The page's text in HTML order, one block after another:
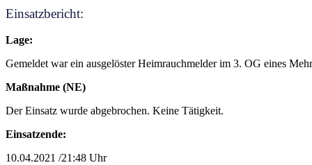
Einsatzbericht:
Lage:
Gemeldet war ein ausgelöster Heimrauchmelder im 3. OG eines
Maßnahme (NE)
Der Einsatz wurde abgebrochen. Keine Tätigkeit.
Einsatzende:
10.04.2021 /21:48 Uhr